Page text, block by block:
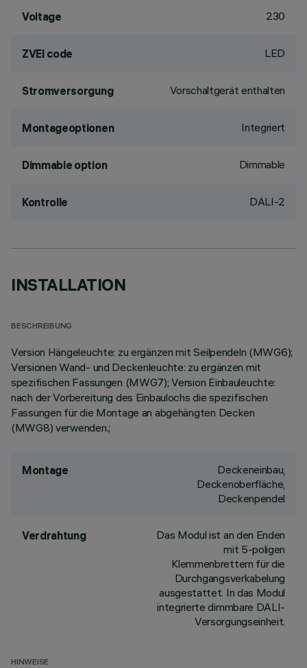
Voltage 230
ZVEI code LED
Stromversorgung Vorschaltgerät enthalten
Montageoptionen Integriert
Dimmable option Dimmable
Kontrolle DALI-2
INSTALLATION
BESCHREIBUNG
Version Hängeleuchte: zu ergänzen mit Seilpendeln (MWG6);
Versionen Wand- und Deckenleuchte: zu ergänzen mit
spezifischen Fassungen (MWG7); Version Einbauleuchte:
nach der Vorbereitung des Einbaulochs die spezifischen
Fassungen für die Montage an abgehängten Decken
(MWG8) verwenden.;
Montage
Deckeneinbau,
Deckenoberfläche,
Deckenpendel
Verdrahtung
Das Modul ist an den Enden
mit 5-poligen
Klemmenbrettern für die
Durchgangsverkabelung
ausgestattet. In das Modul
integrierte dimmbare DALI-
Versorgungseinheit.
HINWEISE